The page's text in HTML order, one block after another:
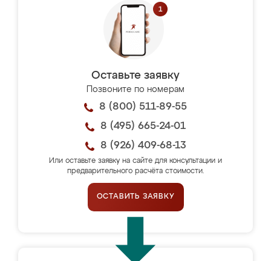
Оставьте заявку
Позвоните по номерам
8 (800) 511-89-55
8 (495) 665-24-01
8 (926) 409-68-13
Или оставьте заявку на сайте для консультации и
предварительного расчёта стоимости.
ОСТАВИТЬ ЗАЯВКУ